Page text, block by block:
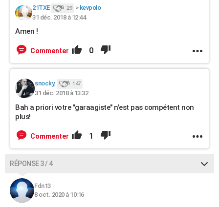
21TXE 29 > kevpolo
31 déc. 2018 à 12:44
Amen !
Commenter 0
snocky. 147
31 déc. 2018 à 13:32
Bah a priori votre "garaagiste" n'est pas compétent non
plus!
Commenter 1
RÉPONSE 3 / 4
Fdn13
8 oct. 2020 à 10:16